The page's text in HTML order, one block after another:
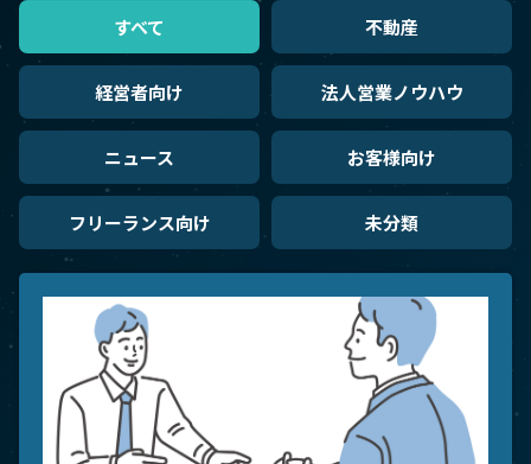
すべて 不動産
経営者向け 法人営業ノウハウ
ニュース お客様向け
フリーランス向け 未分類